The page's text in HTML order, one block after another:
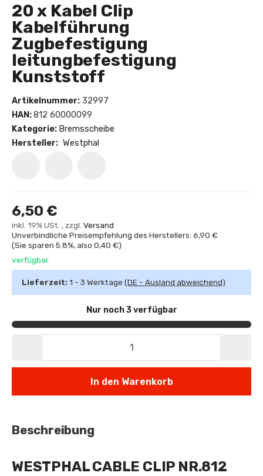
20 x Kabel Clip
Kabelführung
Zugbefestigung
leitungbefestigung
Kunststoff
Artikelnummer: 32997
HAN:812 60000099
Kategorie: Bremsscheibe
Hersteller: Westphal
6,50 €
inkl. 19% USt. , zzgl. Versand
Unverbindliche Preisempfehlung des Herstellers: 6,90 €
(Sie sparen 5.8%, also 0,40 €)
verfügbar
Lieferzeit: 1 - 3 Werktage (DE - Ausland abweichend)
Nur noch 3 verfügbar
In den Warenkorb
Beschreibung
WESTPHAL CABLE CLIP NR.812